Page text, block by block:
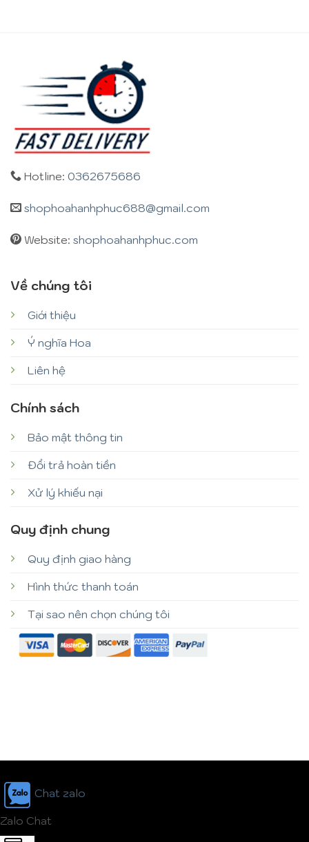
Hotline: 0362675686
shophoahanhphuc688@gmail.com
Website: shophoahanhphuc.com
Về chúng tôi
Giới thiệu
Ý nghĩa Hoa
Liên hệ
Chính sách
Bảo mật thông tin
Đổi trả hoàn tiền
Xử lý khiếu nại
Quy định chung
Quy định giao hàng
Hình thức thanh toán
Tại sao nên chọn chúng tôi
Chat zalo
Zalo Chat